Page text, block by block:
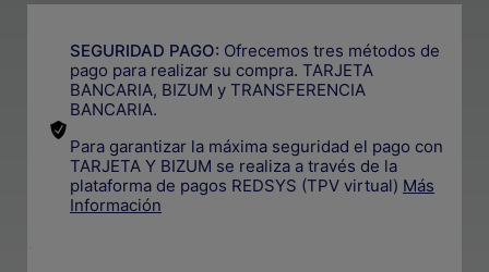
SEGURIDAD PAGO: Ofrecemos tres métodos de
pago para realizar su compra. TARJETA
BANCARIA, BIZUM y TRANSFERENCIA
BANCARIA.
Para garantizar la máxima seguridad el pago con
TARJETA Y BIZUM se realiza a través de la
plataforma de pagos REDSYS (TPV virtual) Más
Información